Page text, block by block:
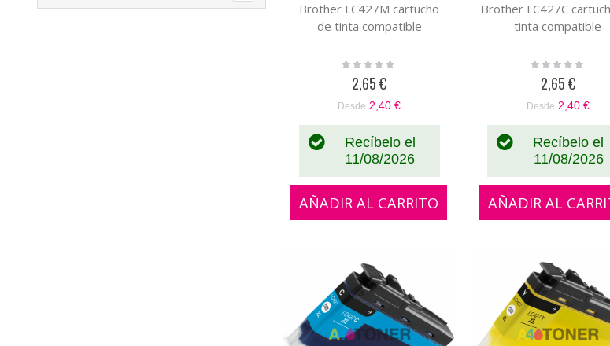
Brother LC427M cartucho
de tinta compatible
Rating:
2,65 €
Desde 2,40 €
Recíbelo el
11/08/2026
AÑADIR AL CARRITO
Brother LC427C
tinta compatible
Rating:
2,65 €
Desde 2,40 €
Recíbelo el
11/08/2026
AÑADIR AL